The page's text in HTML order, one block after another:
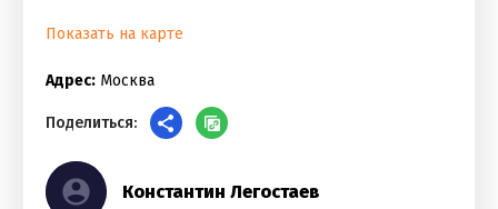
Показать на карте
Адрес: Москва
Поделиться:
Константин Легостаев